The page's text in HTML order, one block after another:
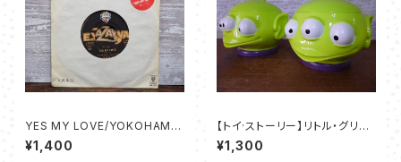
YES MY LOVE/YOKOHAMA
FOGGY NIGHT - 矢沢永吉
¥1,400
【トイ·ストーリー】リトル・グリー
ンメン/エイリアン マグカップ
¥1,300